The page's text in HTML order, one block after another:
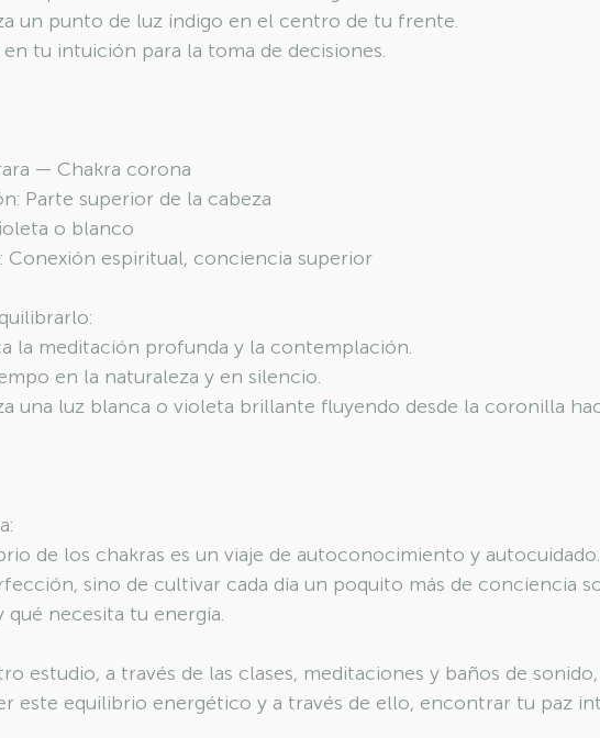
un punto de luz índigo en el centro de tu frente.
en tu intuición para la toma de decisiones.
— Chakra corona
Parte superior de la cabeza
o blanco
Conexión espiritual, conciencia superior
la meditación profunda y la contemplación.
en la naturaleza y en silencio.
una luz blanca o violeta brillante fluyendo desde la coronilla
de los chakras es un viaje de autoconocimiento y
sino de cultivar cada día un poquito más de conciencia
qué necesita tu energía.
estudio, a través de las clases, meditaciones y baños de
este equilibrio energético y a través de ello, encontrar tu paz